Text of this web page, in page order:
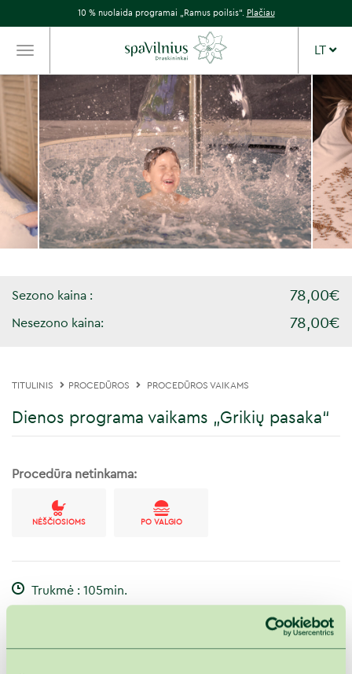
10 % nuolaida programai „Ramus poilsis“. Plačiau
TOGGLE
NAVIGATION
LT
Sezono kaina : 78,00€
Nesezono kaina: 78,00€
TITULINIS PROCEDŪROS PROCEDŪROS VAIKAMS
Dienos programa vaikams „Grikių pasaka“
Procedūra netinkama:
NĖŠČIOSIOMS PO VALGIO
Trukmė : 105min.